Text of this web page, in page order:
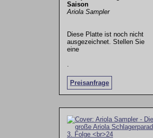
Saison
Ariola Sampler
Diese Platte ist noch nicht
ausgezeichnet. Stellen Sie
eine
Preisanfrage
.